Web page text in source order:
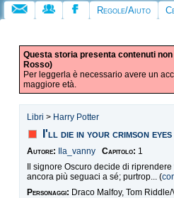
Regole/Aiuto
Questa storia presenta contenuti
Rosso)
Per leggerla è necessario avere un
maggiore età.
Libri > Harry Potter
I'll die in your crimson eyes
Autore: Ila_vanny Capitolo: 1
Il signore Oscuro decide di
ancora più seguaci a sé; purtrop... (
Personaggi: Draco Malfoy, Tom